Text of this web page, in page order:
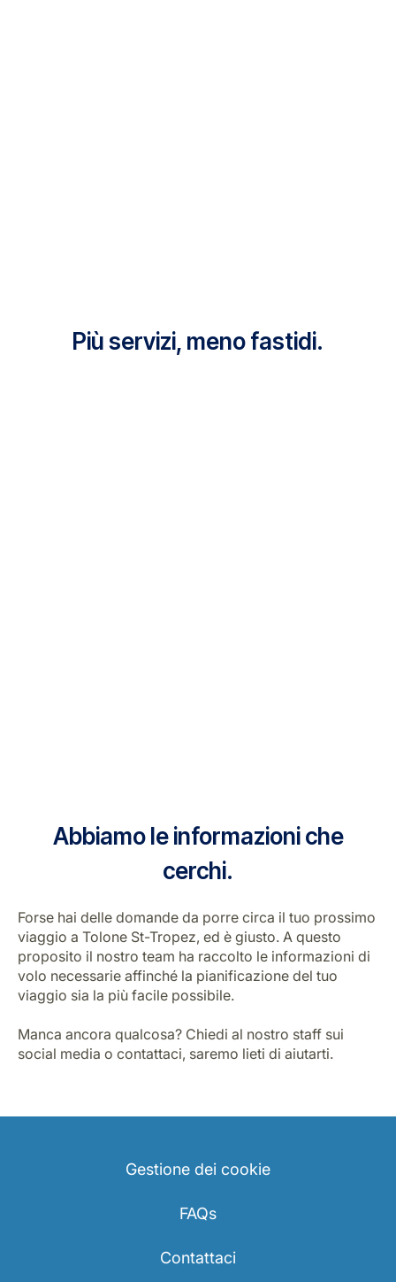
Più servizi, meno fastidi.
Abbiamo le informazioni che
cerchi.
Forse hai delle domande da porre circa il tuo prossimo
viaggio a Tolone St-Tropez, ed è giusto. A questo
proposito il nostro team ha raccolto le informazioni di
volo necessarie affinché la pianificazione del tuo
viaggio sia la più facile possibile.
Manca ancora qualcosa? Chiedi al nostro staff sui
social media o contattaci, saremo lieti di aiutarti.
Gestione dei cookie
FAQs
Contattaci